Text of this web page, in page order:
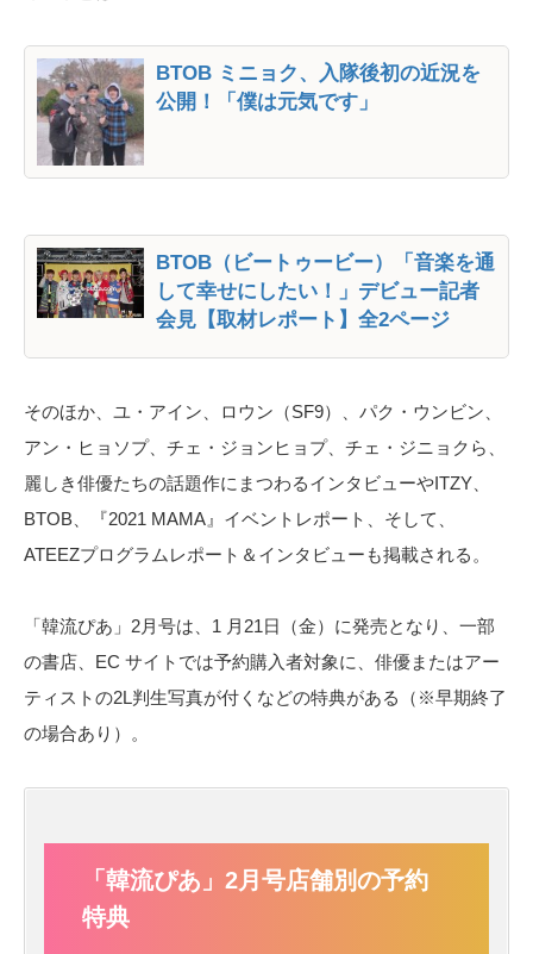
BTOB ミニョク、入隊後初の近況を
公開！「僕は元気です」
BTOB（ビートゥービー）「音楽を通
して幸せにしたい！」デビュー記者
会見【取材レポート】全2ページ
そのほか、ユ・アイン、ロウン（SF9）、パク・ウンビン、
アン・ヒョソプ、チェ・ジョンヒョプ、チェ・ジニョクら、
麗しき俳優たちの話題作にまつわるインタビューやITZY、
BTOB、『2021 MAMA』イベントレポート、そして、
ATEEZプログラムレポート＆インタビューも掲載される。
「韓流ぴあ」2月号は、1 月21日（金）に発売となり、一部
の書店、EC サイトでは予約購入者対象に、俳優またはアー
ティストの2L判生写真が付くなどの特典がある（※早期終了
の場合あり）。
「韓流ぴあ」2月号店舗別の予約
特典